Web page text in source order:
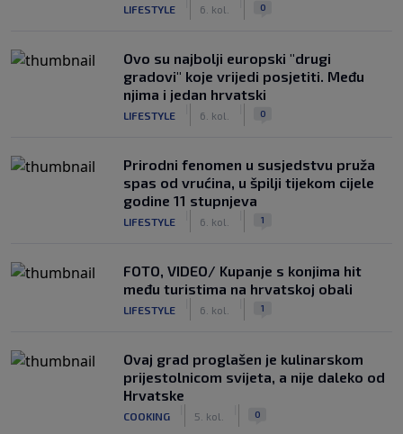
LIFESTYLE 6. kol. 0
Ovo su najbolji europski "drugi
gradovi" koje vrijedi posjetiti. Među
njima i jedan hrvatski
LIFESTYLE 6. kol. 0
Prirodni fenomen u susjedstvu pruža
spas od vrućina, u špilji tijekom cijele
godine 11 stupnjeva
LIFESTYLE 6. kol. 1
FOTO, VIDEO/ Kupanje s konjima hit
među turistima na hrvatskoj obali
LIFESTYLE 6. kol. 1
Ovaj grad proglašen je kulinarskom
prijestolnicom svijeta, a nije daleko od
Hrvatske
COOKING 5. kol. 0